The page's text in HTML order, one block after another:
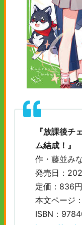
『放課後
ム結成！』
作・藤並み
発売日：
定価：836
本文ページ
ISBN：